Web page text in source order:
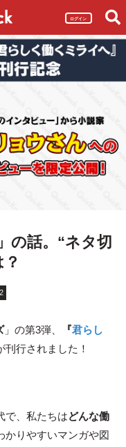
ログイン
の話。“ネタ切
」の第3弾、 『君らし
刊行されました！
で、私たちはどんな働
かりやすいマンガや図